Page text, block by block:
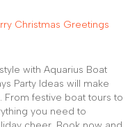
with Aquarius Boat
Party Ideas will make
festive boat tours to
you need to